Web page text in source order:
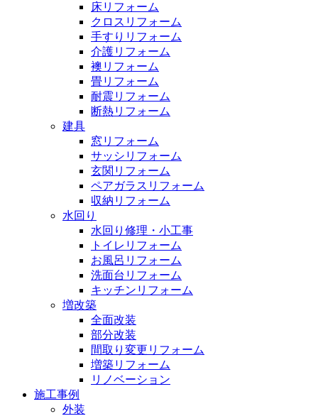
床リフォーム
クロスリフォーム
手すりリフォーム
介護リフォーム
襖リフォーム
畳リフォーム
耐震リフォーム
断熱リフォーム
建具
窓リフォーム
サッシリフォーム
玄関リフォーム
ペアガラスリフォーム
収納リフォーム
水回り
水回り修理・小工事
トイレリフォーム
お風呂リフォーム
洗面台リフォーム
キッチンリフォーム
増改築
全面改装
部分改装
間取り変更リフォーム
増築リフォーム
リノベーション
施工事例
外装